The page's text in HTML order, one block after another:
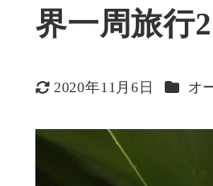
界一周旅行
更新日
2020年11月6日 カテゴ
オ